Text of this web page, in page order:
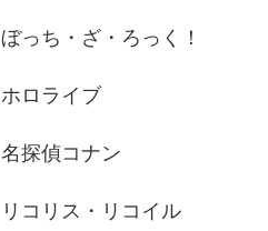
ぼっち・ざ・ろっく！
ホロライブ
名探偵コナン
リコリス・リコイル